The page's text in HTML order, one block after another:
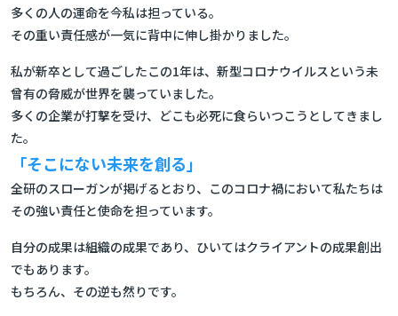
多くの人の運命を今私は担っている。
その重い責任感が一気に背中に伸し掛かりました。
私が新卒として過ごしたこの1年は、新型コロナウイルスという未
曾有の脅威が世界を襲っていました。
多くの企業が打撃を受け、どこも必死に食らいつこうとしてきまし
た。
「そこにない未来を創る」
全研のスローガンが掲げるとおり、このコロナ禍において私たちは
その強い責任と使命を担っています。
自分の成果は組織の成果であり、ひいてはクライアントの成果創出
でもあります。
もちろん、その逆も然りです。